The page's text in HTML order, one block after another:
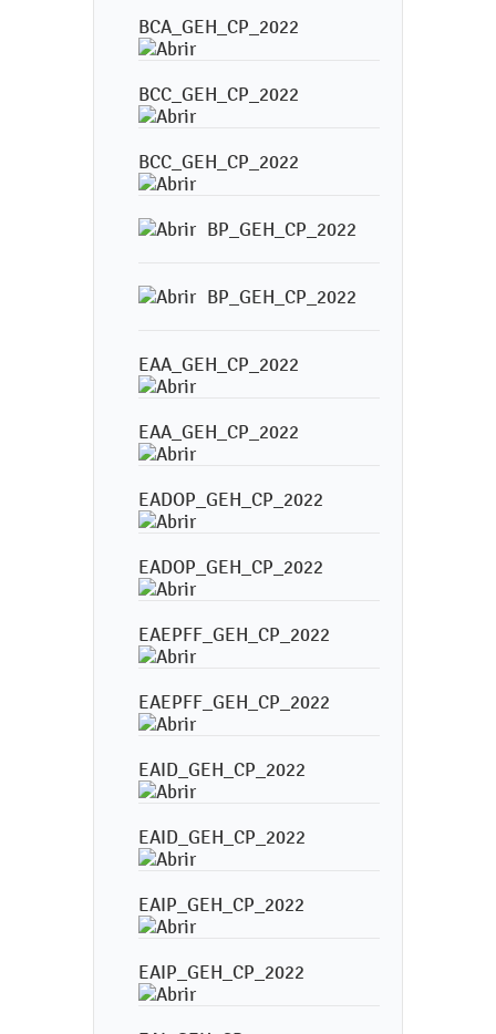
BCA_GEH_CP_2022
BCC_GEH_CP_2022
BCC_GEH_CP_2022
BP_GEH_CP_2022
BP_GEH_CP_2022
EAA_GEH_CP_2022
EAA_GEH_CP_2022
EADOP_GEH_CP_2022
EADOP_GEH_CP_2022
EAEPFF_GEH_CP_2022
EAEPFF_GEH_CP_2022
EAID_GEH_CP_2022
EAID_GEH_CP_2022
EAIP_GEH_CP_2022
EAIP_GEH_CP_2022